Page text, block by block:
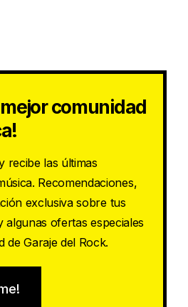
mejor comunidad
recibe las últimas
Recomendaciones,
exclusiva sobre tus
algunas ofertas especiales
de Garaje del Rock.